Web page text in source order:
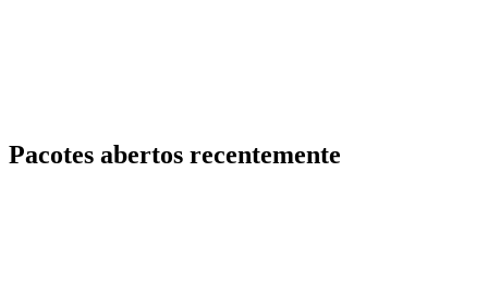
Pacotes abertos recentemente